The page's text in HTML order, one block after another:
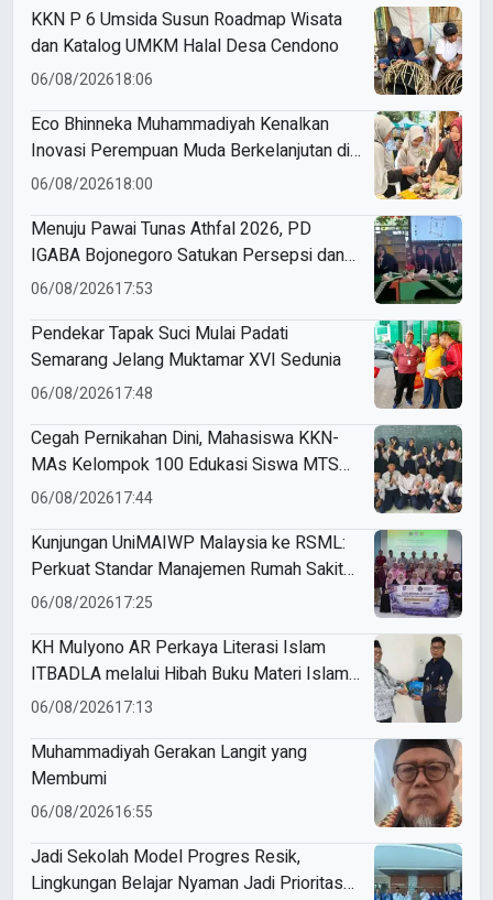
KKN P 6 Umsida Susun Roadmap Wisata
dan Katalog UMKM Halal Desa Cendono
06/08/202618:06
Eco Bhinneka Muhammadiyah Kenalkan
Inovasi Perempuan Muda Berkelanjutan di
Muktamar Nasyiatul Aisyiyah
06/08/202618:00
Menuju Pawai Tunas Athfal 2026, PD
IGABA Bojonegoro Satukan Persepsi dan
Utamakan Keselamatan Anak
06/08/202617:53
Pendekar Tapak Suci Mulai Padati
Semarang Jelang Muktamar XVI Sedunia
06/08/202617:48
Cegah Pernikahan Dini, Mahasiswa KKN-
MAs Kelompok 100 Edukasi Siswa MTS
Miftahul Ulum Tawangsari
06/08/202617:44
Kunjungan UniMAIWP Malaysia ke RSML:
Perkuat Standar Manajemen Rumah Sakit
Syariah
06/08/202617:25
KH Mulyono AR Perkaya Literasi Islam
ITBADLA melalui Hibah Buku Materi Islam
5 Jilid
06/08/202617:13
Muhammadiyah Gerakan Langit yang
Membumi
06/08/202616:55
Jadi Sekolah Model Progres Resik,
Lingkungan Belajar Nyaman Jadi Prioritas